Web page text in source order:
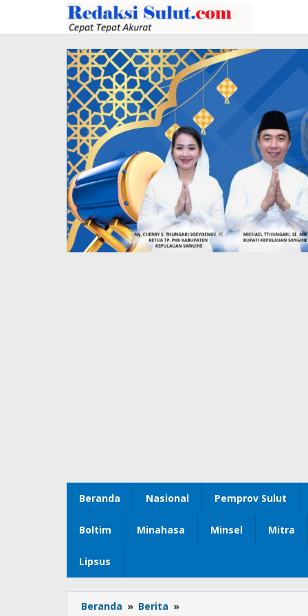
konten
Beranda Nasional Pemprov Sulut
Boltim Minahasa Minsel Mitra
Lipsus
Beranda » Berita »